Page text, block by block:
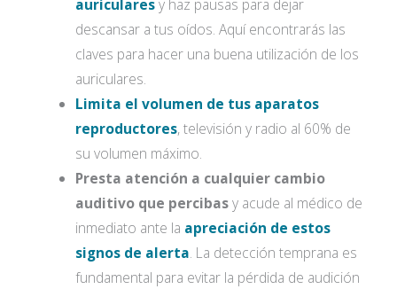
auricularesy haz pausas para dejar
descansar a tus oídos. Aquí encontrarás las
claves para hacer una buena utilización de los
auriculares.
Limita el volumen de tus aparatos
reproductores, televisión y radio al 60% de
su volumen máximo.
Presta atención a cualquier cambio
auditivo que percibasy acude al médico de
inmediato ante la apreciación de estos
signos de alerta. La detección temprana es
fundamental para evitar la pérdida de audición